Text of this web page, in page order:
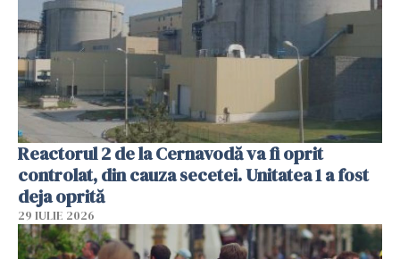
Reactorul 2 de la Cernavodă va fi oprit
controlat, din cauza secetei. Unitatea 1 a fost
deja oprită
29 IULIE 2026